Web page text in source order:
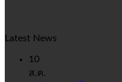
Latest News
10
ส.ค.